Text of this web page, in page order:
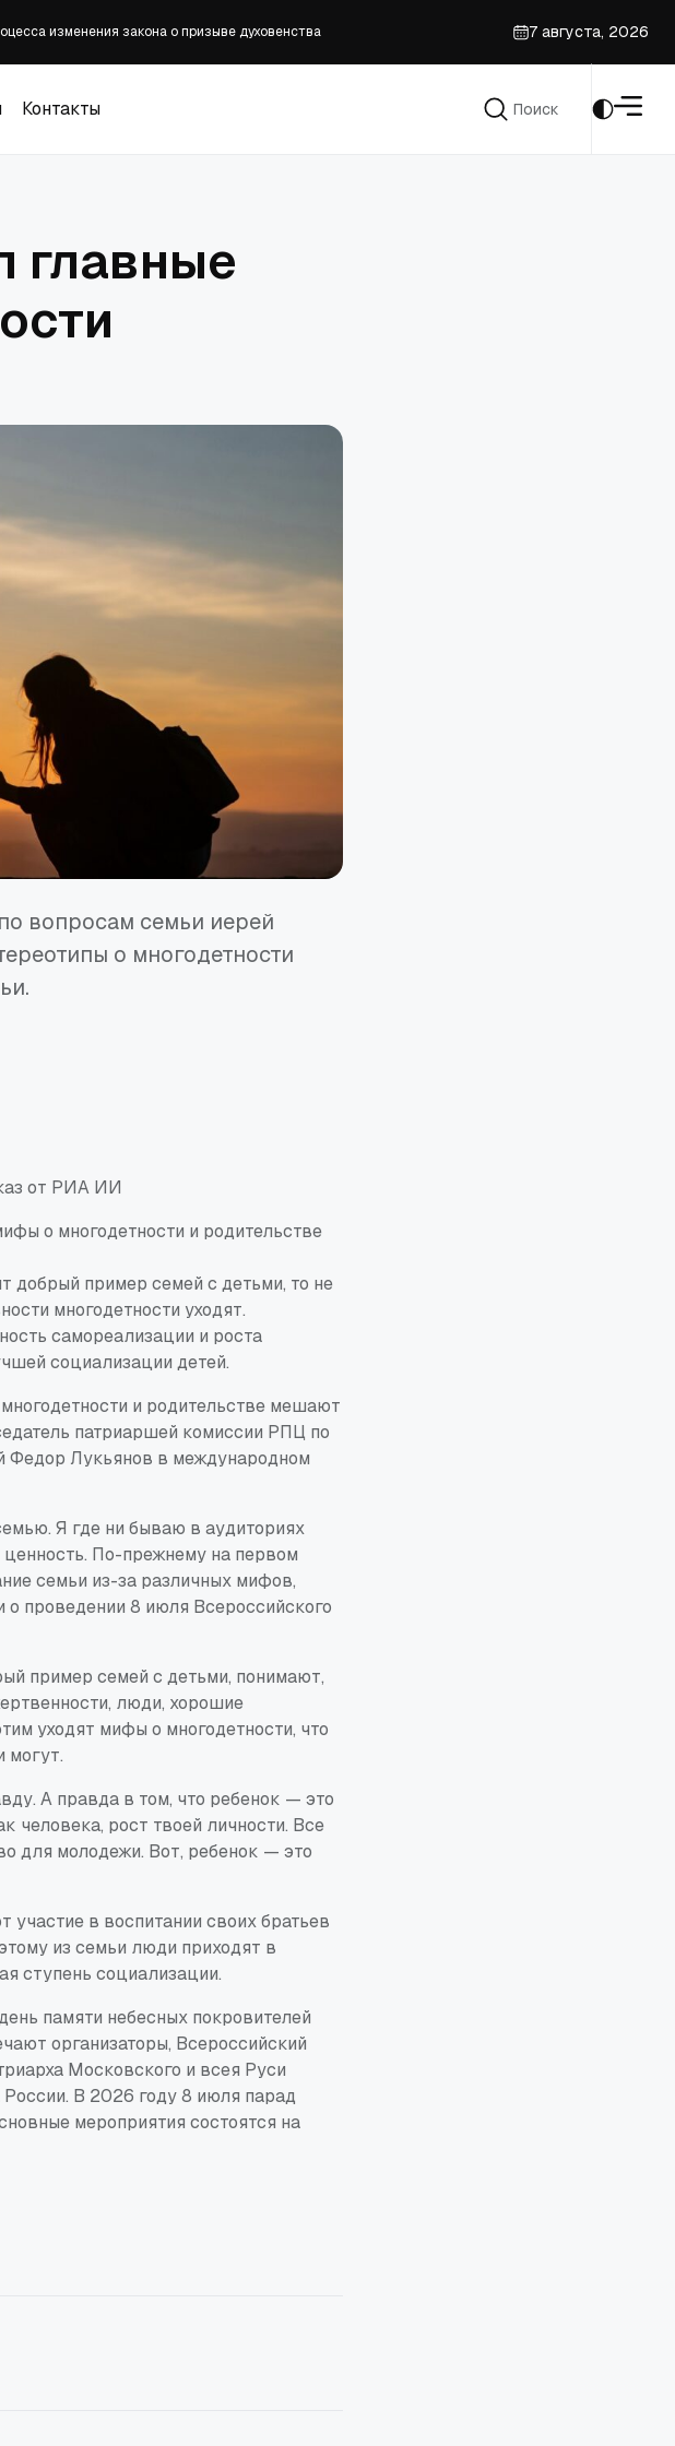
изменения закона о призыве духовенства
пола у детей
7 августа, 2026
Контакты
Поиск
главные
вопросам семьи иерей
о многодетности
от РИА ИИ
о многодетности и родительстве
добрый пример семей с детьми, то не
многодетности уходят.
самореализации и роста
социализации детей.
и родительстве мешают
патриаршей комиссии РПЦ по
Федор Лукьянов в международном
Я где ни бываю в аудиториях
По-прежнему на первом
семьи из-за различных мифов,
проведении 8 июля Всероссийского
пример семей с детьми, понимают,
люди, хорошие
уходят мифы о многодетности, что
могут.
А правда в том, что ребенок — это
человека, рост твоей личности. Все
для молодежи. Вот, ребенок — это
в воспитании своих братьев
из семьи люди приходят в
ступень социализации.
памяти небесных покровителей
организаторы, Всероссийский
Московского и всея Руси
В 2026 году 8 июля парад
мероприятия состоятся на